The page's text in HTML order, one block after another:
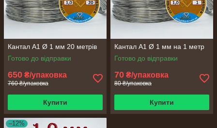
Кантал А1 Ø 1 мм 20 метрів
Готово до відправки
650 ₴/упаковка
760 ₴/упаковка
Купити
Кантал А1 Ø 1 мм на 1 метр
Готово до відправки
70 ₴/упаковка
80 ₴/упаковка
Купити
–12%